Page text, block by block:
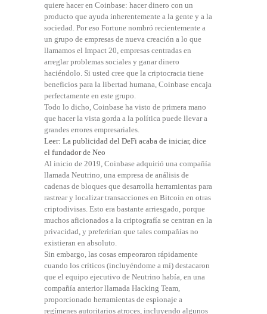
quiere hacer en Coinbase: hacer dinero con un
producto que ayuda inherentemente a la gente y a la
sociedad. Por eso Fortune nombró recientemente a
un grupo de empresas de nueva creación a lo que
llamamos el Impact 20, empresas centradas en
arreglar problemas sociales y ganar dinero
haciéndolo. Si usted cree que la criptocracia tiene
beneficios para la libertad humana, Coinbase encaja
perfectamente en este grupo.
Todo lo dicho, Coinbase ha visto de primera mano
que hacer la vista gorda a la política puede llevar a
grandes errores empresariales.
Leer: La publicidad del DeFi acaba de iniciar, dice
el fundador de Neo
Al inicio de 2019, Coinbase adquirió una compañía
llamada Neutrino, una empresa de análisis de
cadenas de bloques que desarrolla herramientas para
rastrear y localizar transacciones en Bitcoin en otras
criptodivisas. Esto era bastante arriesgado, porque
muchos aficionados a la criptografía se centran en la
privacidad, y preferirían que tales compañías no
existieran en absoluto.
Sin embargo, las cosas empeoraron rápidamente
cuando los críticos (incluyéndome a mí) destacaron
que el equipo ejecutivo de Neutrino había, en una
compañía anterior llamada Hacking Team,
proporcionado herramientas de espionaje a
regímenes autoritarios atroces, incluyendo algunos